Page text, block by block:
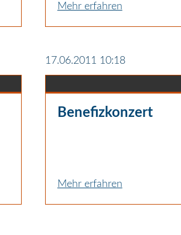
Mehr erfahren
17.06.2011 10:18
Benefizkonzert
Mehr erfahren